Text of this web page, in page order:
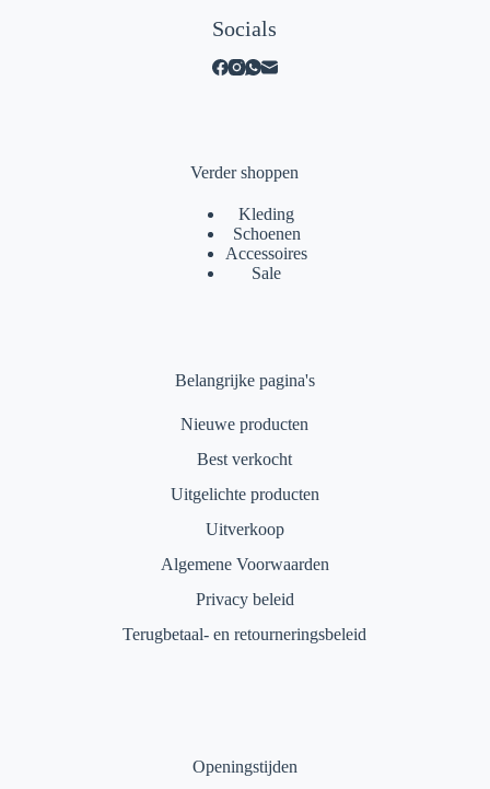
Socials
Verder shoppen
Kleding
Schoenen
Accessoires
Sale
Belangrijke pagina's
Nieuwe producten
Best verkocht
Uitgelichte producten
Uitverkoop
Algemene Voorwaarden
Privacy beleid
Terugbetaal- en retourneringsbeleid
Openingstijden